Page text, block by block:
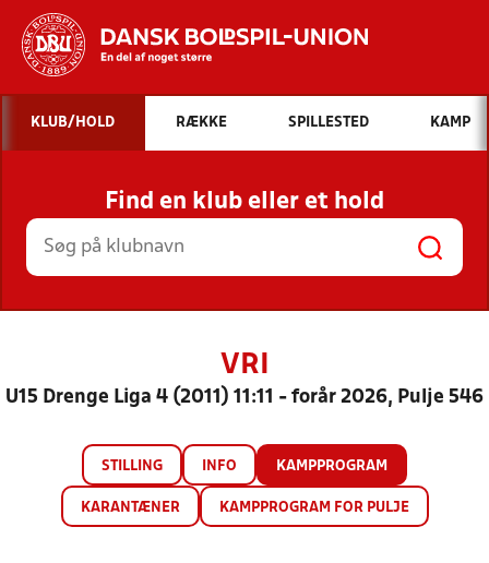
Hvad vil du søge efter?
INDHOLD OG NYHEDER
STILLINGER, RESULTATER, KLUBBER OG
HOLD
KLUB/HOLD RÆKKE SPILLESTED KAMP
Find en klub eller et hold
VRI
U15 Drenge Liga 4 (2011) 11:11 - forår 2026, Pulje 546
STILLING INFO KAMPPROGRAM
KARANTÆNER KAMPPROGRAM FOR PULJE